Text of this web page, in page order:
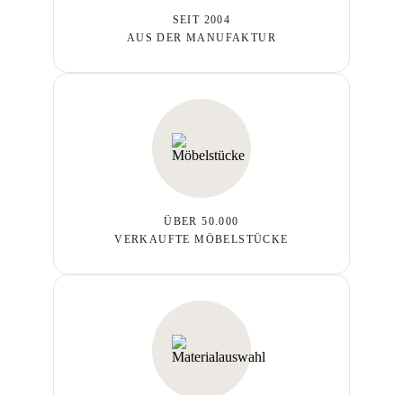
SEIT 2004
AUS DER MANUFAKTUR
ÜBER 50.000
VERKAUFTE MÖBELSTÜCKE